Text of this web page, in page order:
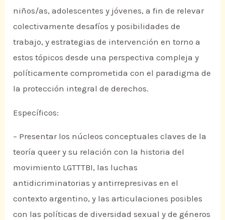
niños/as, adolescentes y jóvenes, a fin de relevar
colectivamente desafíos y posibilidades de
trabajo, y estrategias de intervención en torno a
estos tópicos desde una perspectiva compleja y
políticamente comprometida con el paradigma de
la protección integral de derechos.
Específicos:
– Presentar los núcleos conceptuales claves de la
teoría queer y su relación con la historia del
movimiento LGTTTBI, las luchas
antidicriminatorias y antirrepresivas en el
contexto argentino, y las articulaciones posibles
con las políticas de diversidad sexual y de géneros